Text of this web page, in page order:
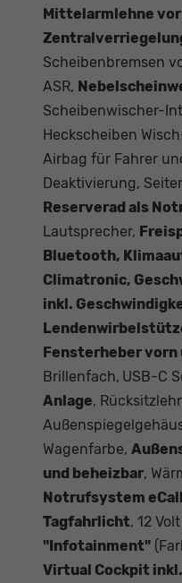
Mittelarmlehne
Scheibenbremsen
ASR,
Scheibenwischer-
Heckscheiben
Airbag für Fahrer
Deaktivierung,
Reserverad als
Lautsprecher,
Bluetooth,
Climatronic,
inkl.
Fensterheber
Brillenfach, USB-C
Anlage,
Wagenfarbe,
und beheizbar,
Notrufsystem
Tagfahrlicht, 12
"Infotainment"
Virtual Cockpit